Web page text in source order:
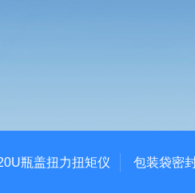
瓶盖扭力扭矩仪 包装袋密